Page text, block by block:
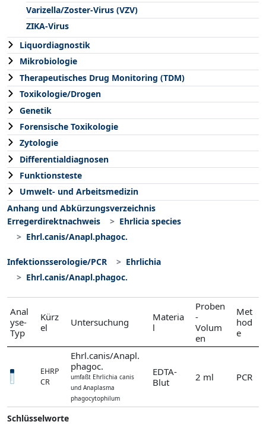
Varizella/Zoster-Virus (VZV)
ZIKA-Virus
Liquordiagnostik
Mikrobiologie
Therapeutisches Drug Monitoring (TDM)
Toxikologie/Drogen
Genetik
Forensische Toxikologie
Zytologie
Differentialdiagnosen
Funktionsteste
Umwelt- und Arbeitsmedizin
Anhang und Abkürzungsverzeichnis
Erregerdirektnachweis
Ehrlicia species
Ehrl.canis/Anapl.phagoc.
Infektionsserologie/PCR
Ehrlichia
Ehrl.canis/Anapl.phagoc.
Anal
yse-
Typ
Kürz
el
Untersuchung
Materia
l
Proben
-
Volum
en
Met
hod
e
EHRP
CR
Ehrl.canis/Anapl.
phagoc.
umfaßt Ehrlichia canis
und Anaplasma
phagocytophilum
EDTA-
Blut
2 ml PCR
Schlüsselworte